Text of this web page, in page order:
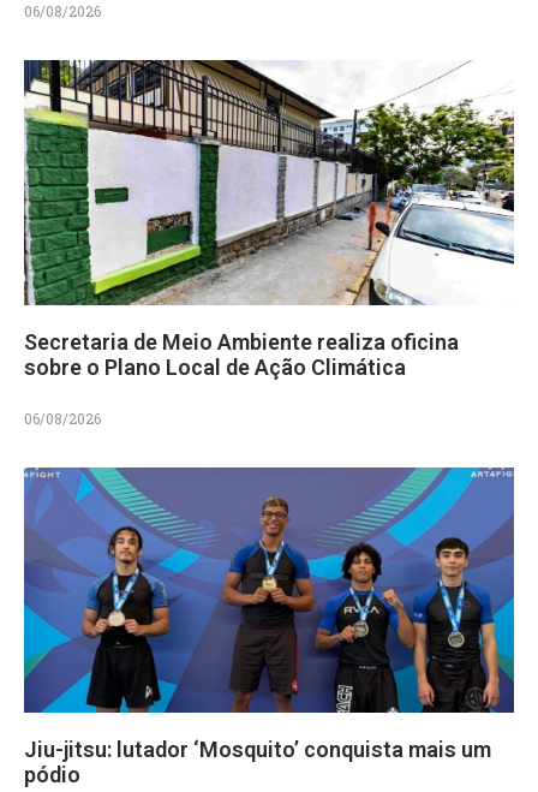
06/08/2026
Secretaria de Meio Ambiente realiza oficina
sobre o Plano Local de Ação Climática
06/08/2026
Jiu-jitsu: lutador ‘Mosquito’ conquista mais um
pódio